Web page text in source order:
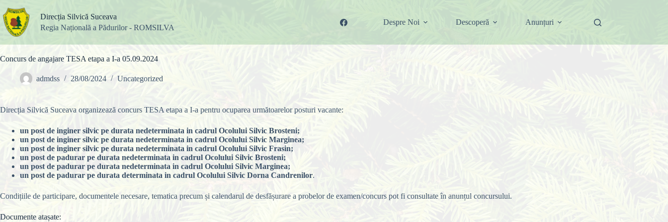
la
conținut
Direcția Silvică Suceava
Regia Națională a Pădurilor - ROMSILVA
Despre Noi Descoperă Anunțuri
Concurs de angajare TESA etapa a I-a 05.09.2024
admdss 28/08/2024 Uncategorized
Direcția Silvică Suceava organizează concurs TESA etapa a I-a pentru ocuparea următoarelor posturi vacante:
un post de inginer silvic pe durata nedeterminata in cadrul Ocolului Silvic Brosteni;
un post de inginer silvic pe durata nedeterminata in cadrul Ocolului Silvic Marginea;
un post de inginer silvic pe durata nedeterminata in cadrul Ocolului Silvic Frasin;
un post de padurar pe durata nedeterminata in cadrul Ocolului Silvic Brosteni;
un post de padurar pe durata nedeterminata in cadrul Ocolului Silvic Marginea;
un post de padurar pe durata determinata in cadrul Ocolului Silvic Dorna Candrenilor.
Condițiile de participare, documentele necesare, tematica precum și calendarul de desfășurare a probelor de examen/concurs pot fi consultate în anunțul concursului.
Documente atașate: